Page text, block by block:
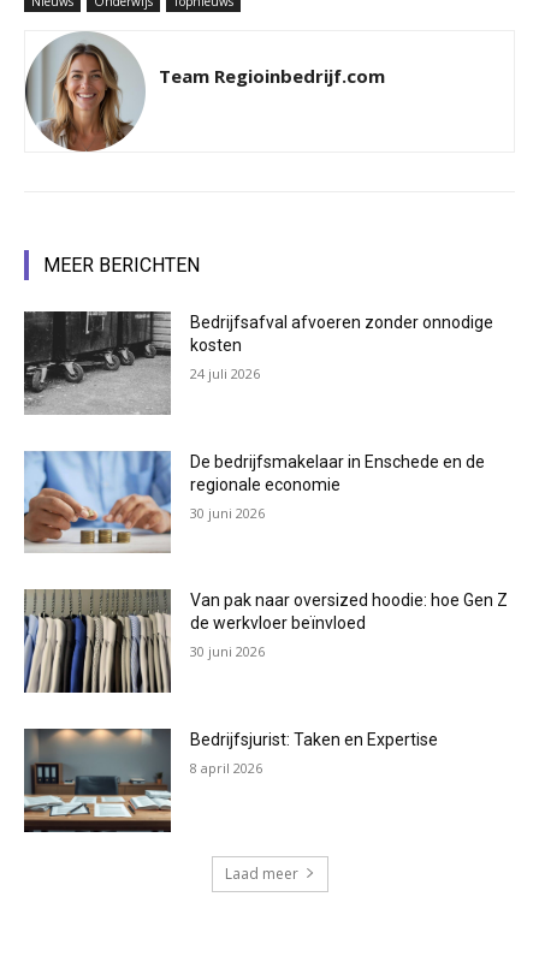
Team Regioinbedrijf.com
MEER BERICHTEN
Bedrijfsafval afvoeren zonder onnodige
kosten
24 juli 2026
De bedrijfsmakelaar in Enschede en de
regionale economie
30 juni 2026
Van pak naar oversized hoodie: hoe Gen Z
de werkvloer beïnvloed
30 juni 2026
Bedrijfsjurist: Taken en Expertise
8 april 2026
Laad meer